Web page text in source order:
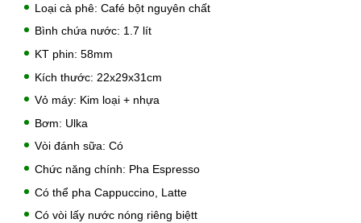
Loại cà phê: Café bột nguyên chất
Bình chứa nước: 1.7 lít
KT phin: 58mm
Kích thước: 22x29x31cm
Vỏ máy: Kim loại + nhựa
Bơm: Ulka
Vòi đánh sữa: Có
Chức năng chính: Pha Espresso
Có thể pha Cappuccino, Latte
Có vòi lấy nước nóng riêng biệtt